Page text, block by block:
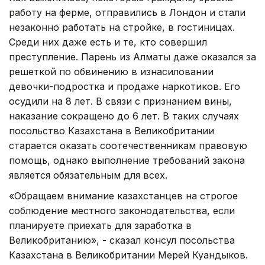
работу на ферме, отправились в Лондон и стали
незаконно работать на стройке, в гостиницах.
Среди них даже есть и те, кто совершил
преступление. Парень из Алматы даже оказался за
решеткой по обвинению в изнасиловании
девочки-подростка и продаже наркотиков. Его
осудили на 8 лет. В связи с признанием вины,
наказание сокращено до 6 лет. В таких случаях
посольство Казахстана в Великобритании
старается оказать соотечественникам правовую
помощь, однако выполнение требований закона
является обязательным для всех.
«Обращаем внимание казахстанцев на строгое
соблюдение местного законодательства, если
планируете приехать для заработка в
Великобританию», - сказал консул посольства
Казахстана в Великобритании Мерей Куандыков.